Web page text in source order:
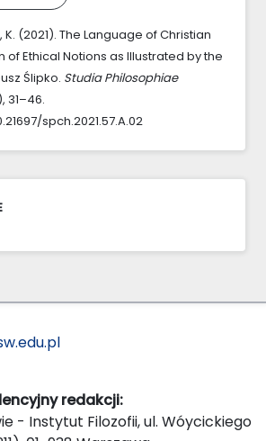
(2021). The Language of Christian
of Ethical Notions as Illustrated by the
Ślipko. Studia Philosophiae
31–46.
spch.2021.57.A.02
redakcji:
- Instytut Filozofii, ul. Wóycickiego